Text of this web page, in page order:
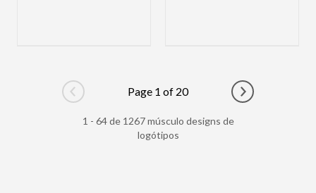
Go to previous page
Page 1 of 20
Go to next
1 - 64 de 1267 músculo designs de
logótipos